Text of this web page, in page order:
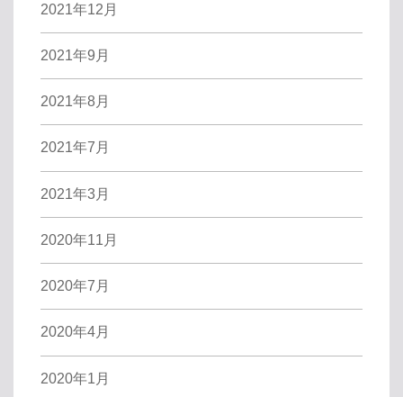
2021年12月
2021年9月
2021年8月
2021年7月
2021年3月
2020年11月
2020年7月
2020年4月
2020年1月